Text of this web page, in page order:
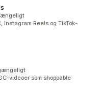
Instagram Reels og TikTok-
videoer som shoppable